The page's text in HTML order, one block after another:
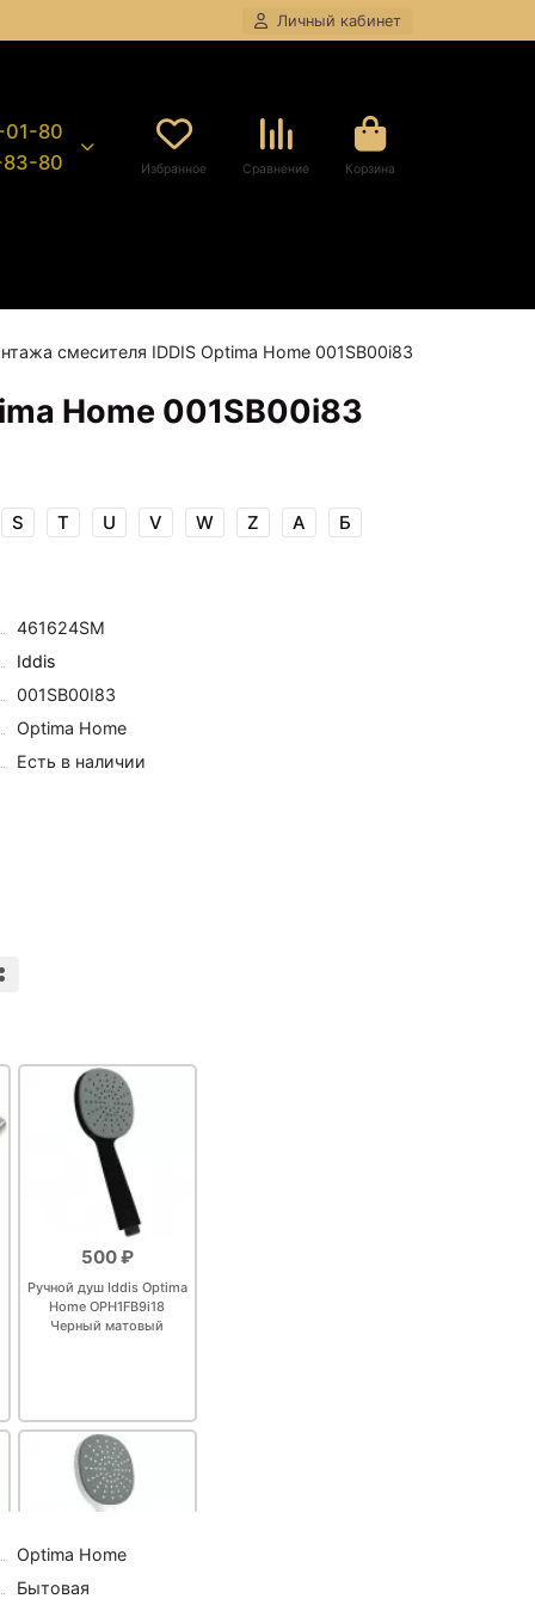
Личный кабинет
01-80
83-80
Избранное Сравнение Корзина
смесителя IDDIS Optima Home 001SB00i83
Home 001SB00i83
S T U V W Z А Б
461624SM
Iddis
001SB00I83
Optima Home
Есть в наличии
500 ₽
Ручной душ Iddis Optima
Home OPH1FB9i18
Черный матовый
Optima Home
Бытовая